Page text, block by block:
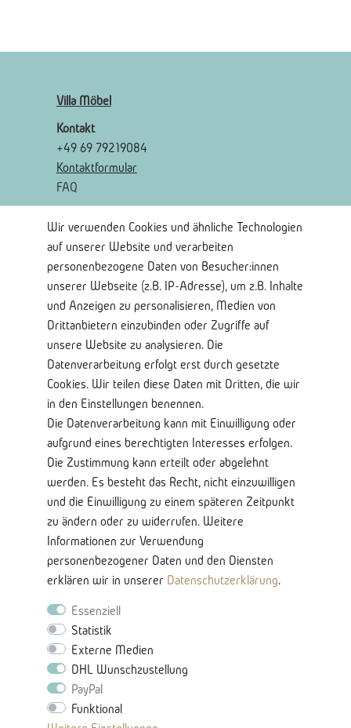
Villa Möbel
Kontakt
+49 69 79219084
Kontaktformular
FAQ
Rechtliches
Widerrufsrecht
Widerrufsformular
Impressum
Shop Service
Kontaktseite
Mein Konto
Über Uns
Lieferung und Retoure
Bankkontodaten
Nützliche Informationen
Glossar-Ratgeberinhalten
Produkteigenschaften & Pflege
Vertrag Widerrufen -
Wir verwenden Cookies und ähnliche Technologien
auf unserer Website und verarbeiten
personenbezogene Daten von Besucher:innen
unserer Webseite (z.B. IP-Adresse), um z.B. Inhalte
und Anzeigen zu personalisieren, Medien von
Drittanbietern einzubinden oder Zugriffe auf
unsere Website zu analysieren. Die
Datenverarbeitung erfolgt erst durch gesetzte
Cookies. Wir teilen diese Daten mit Dritten, die wir
in den Einstellungen benennen.
Die Datenverarbeitung kann mit Einwilligung oder
aufgrund eines berechtigten Interesses erfolgen.
Die Zustimmung kann erteilt oder abgelehnt
werden. Es besteht das Recht, nicht einzuwilligen
und die Einwilligung zu einem späteren Zeitpunkt
zu ändern oder zu widerrufen. Weitere
Informationen zur Verwendung
personenbezogener Daten und den Diensten
erklären wir in unserer Daten­schutz­erklärung.
Essenziell
Statistik
Externe Medien
DHL Wunschzustellung
PayPal
Funktional